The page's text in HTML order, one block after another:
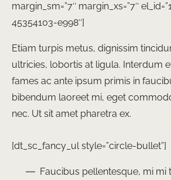
margin_sm=”7″ margin_xs=”7″
45354103-e998″]
Etiam turpis metus, dignissim
ultricies, lobortis at ligula. Interdum
fames ac ante ipsum primis in
bibendum laoreet mi, eget
nec. Ut sit amet pharetra ex.
[dt_sc_fancy_ul style=”circle-bullet”]
Faucibus pellentesque, mi mi